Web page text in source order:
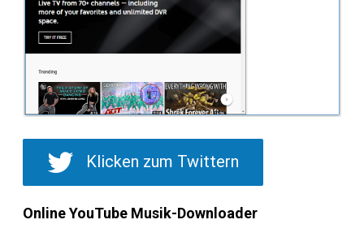
Klicken zum Twittern
Online YouTube Musik-Downloader